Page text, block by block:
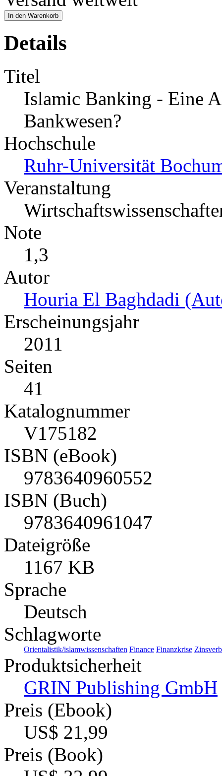
In den Warenkorb
Details
Titel
Islamic Banking - Eine
Bankwesen?
Hochschule
Ruhr-Universität
Veranstaltung
Note
1,3
Autor
Houria El Baghdadi
Erscheinungsjahr
2011
Seiten
41
Katalognummer
V175182
ISBN (eBook)
9783640960552
ISBN (Buch)
9783640961047
Dateigröße
1167 KB
Sprache
Deutsch
Schlagworte
Orientalistik/islamwissenschaften Finance Finanzkrise
Produktsicherheit
GRIN Publishing GmbH
Preis (Ebook)
US$ 21,99
Preis (Book)